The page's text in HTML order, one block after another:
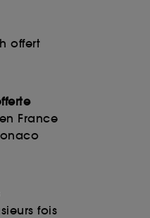
offert
France
fois